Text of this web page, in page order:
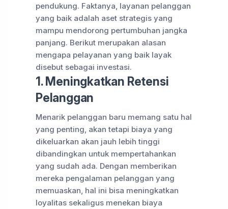
pendukung. Faktanya, layanan pelanggan
yang baik adalah aset strategis yang
mampu mendorong pertumbuhan jangka
panjang. Berikut merupakan alasan
mengapa pelayanan yang baik layak
disebut sebagai investasi.
1. Meningkatkan Retensi
Pelanggan
Menarik pelanggan baru memang satu hal
yang penting, akan tetapi biaya yang
dikeluarkan akan jauh lebih tinggi
dibandingkan untuk mempertahankan
yang sudah ada. Dengan memberikan
mereka pengalaman pelanggan yang
memuaskan, hal ini bisa meningkatkan
loyalitas sekaligus menekan biaya